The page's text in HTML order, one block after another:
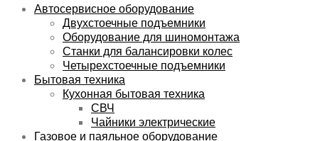
Автосервисное оборудование
Двухстоечные подъемники
Оборудование для шиномонтажа
Станки для балансировки колес
Четырехстоечные подъемники
Бытовая техника
Кухонная бытовая техника
СВЧ
Чайники электрические
Газовое и паяльное оборудование